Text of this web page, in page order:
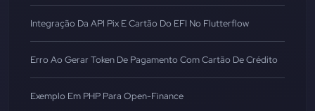
Integração Da API Pix E Cartão Do EFI No Flutterflow
Erro Ao Gerar Token De Pagamento Com Cartão De Crédito
Exemplo Em PHP Para Open-Finance